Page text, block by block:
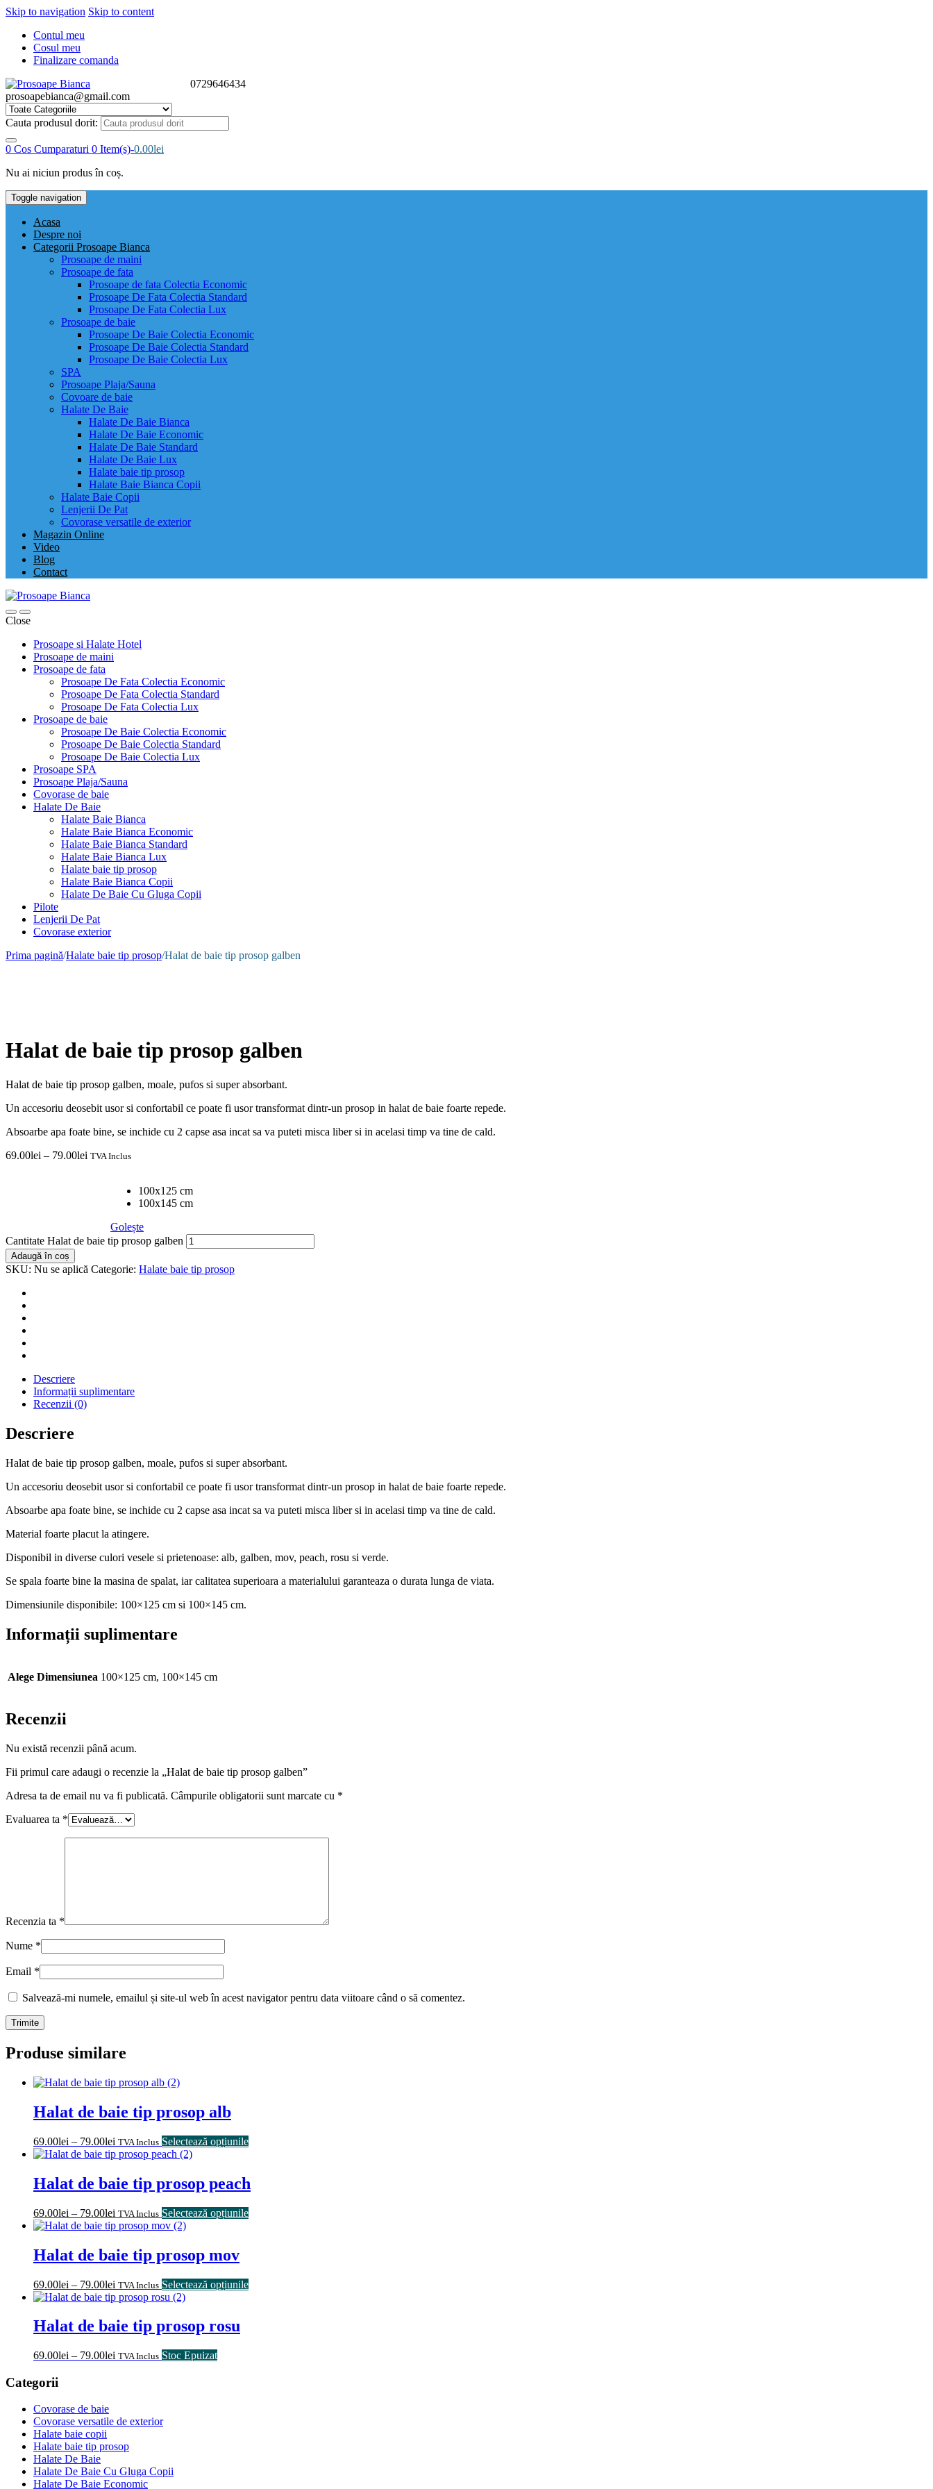
Skip to navigation Skip to content
Contul meu
Cosul meu
Finalizare comanda
0729646434
prosoapebianca@gmail.com
Cauta produsul dorit:
0 Cos Cumparaturi 0 Item(s)-0.00lei
Nu ai niciun produs în coș.
Toggle navigation
Acasa
Despre noi
Categorii Prosoape Bianca
Prosoape de maini
Prosoape de fata
Prosoape de fata Colectia Economic
Prosoape De Fata Colectia Standard
Prosoape De Fata Colectia Lux
Prosoape de baie
Prosoape De Baie Colectia Economic
Prosoape De Baie Colectia Standard
Prosoape De Baie Colectia Lux
SPA
Prosoape Plaja/Sauna
Covoare de baie
Halate De Baie
Halate De Baie Bianca
Halate De Baie Economic
Halate De Baie Standard
Halate De Baie Lux
Halate baie tip prosop
Halate Baie Bianca Copii
Halate Baie Copii
Lenjerii De Pat
Covorase versatile de exterior
Magazin Online
Video
Blog
Contact
Close
Prosoape si Halate Hotel
Prosoape de maini
Prosoape de fata
Prosoape De Fata Colectia Economic
Prosoape De Fata Colectia Standard
Prosoape De Fata Colectia Lux
Prosoape de baie
Prosoape De Baie Colectia Economic
Prosoape De Baie Colectia Standard
Prosoape De Baie Colectia Lux
Prosoape SPA
Prosoape Plaja/Sauna
Covorase de baie
Halate De Baie
Halate Baie Bianca
Halate Baie Bianca Economic
Halate Baie Bianca Standard
Halate Baie Bianca Lux
Halate baie tip prosop
Halate Baie Bianca Copii
Halate De Baie Cu Gluga Copii
Pilote
Lenjerii De Pat
Covorase exterior
Prima pagină/Halate baie tip prosop/Halat de baie tip prosop galben
Halat de baie tip prosop galben
Halat de baie tip prosop galben, moale, pufos si super absorbant.
Un accesoriu deosebit usor si confortabil ce poate fi usor transformat dintr-un prosop in halat de baie foarte repede.
Absoarbe apa foate bine, se inchide cu 2 capse asa incat sa va puteti misca liber si in acelasi timp va tine de cald.
69.00lei – 79.00lei TVA Inclus
100x125 cm
100x145 cm
Golește
Cantitate Halat de baie tip prosop galben
Adaugă în coș
SKU: Nu se aplică Categorie: Halate baie tip prosop
Descriere
Informații suplimentare
Recenzii (0)
Descriere
Halat de baie tip prosop galben, moale, pufos si super absorbant.
Un accesoriu deosebit usor si confortabil ce poate fi usor transformat dintr-un prosop in halat de baie foarte repede.
Absoarbe apa foate bine, se inchide cu 2 capse asa incat sa va puteti misca liber si in acelasi timp va tine de cald.
Material foarte placut la atingere.
Disponibil in diverse culori vesele si prietenoase: alb, galben, mov, peach, rosu si verde.
Se spala foarte bine la masina de spalat, iar calitatea superioara a materialului garanteaza o durata lunga de viata.
Dimensiunile disponibile: 100×125 cm si 100×145 cm.
Informații suplimentare
Alege Dimensiunea 100×125 cm, 100×145 cm
Recenzii
Nu există recenzii până acum.
Fii primul care adaugi o recenzie la „Halat de baie tip prosop galben”
Adresa ta de email nu va fi publicată. Câmpurile obligatorii sunt marcate cu *
Evaluarea ta *
Recenzia ta *
Nume *
Email *
Salvează-mi numele, emailul și site-ul web în acest navigator pentru data viitoare când o să comentez.
Produse similare
Halat de baie tip prosop alb
69.00lei – 79.00lei TVA Inclus Selectează opțiunile
Halat de baie tip prosop peach
69.00lei – 79.00lei TVA Inclus Selectează opțiunile
Halat de baie tip prosop mov
69.00lei – 79.00lei TVA Inclus Selectează opțiunile
Halat de baie tip prosop rosu
69.00lei – 79.00lei TVA Inclus Stoc Epuizat
Categorii
Covorase de baie
Covorase versatile de exterior
Halate baie copii
Halate baie tip prosop
Halate De Baie
Halate De Baie Cu Gluga Copii
Halate De Baie Economic